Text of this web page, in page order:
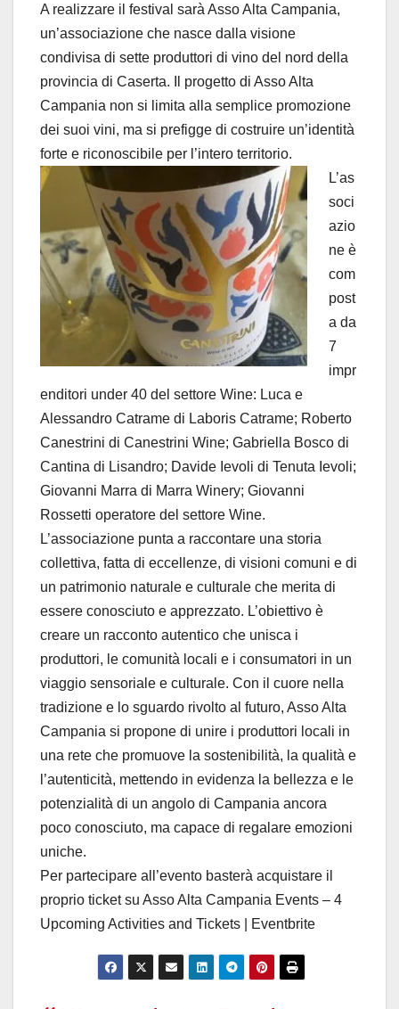
A realizzare il festival sarà Asso Alta Campania,
un’associazione che nasce dalla visione
condivisa di sette produttori di vino del nord della
provincia di Caserta. Il progetto di Asso Alta
Campania non si limita alla semplice promozione
dei suoi vini, ma si prefigge di costruire un’identità
forte e riconoscibile per l’intero territorio.
L’as
soci
azio
ne è
com
post
a da
7
impr
enditori under 40 del settore Wine: Luca e
Alessandro Catrame di Laboris Catrame; Roberto
Canestrini di Canestrini Wine; Gabriella Bosco di
Cantina di Lisandro; Davide Ievoli di Tenuta Ievoli;
Giovanni Marra di Marra Winery; Giovanni
Rossetti operatore del settore Wine.
L’associazione punta a raccontare una storia
collettiva, fatta di eccellenze, di visioni comuni e di
un patrimonio naturale e culturale che merita di
essere conosciuto e apprezzato. L’obiettivo è
creare un racconto autentico che unisca i
produttori, le comunità locali e i consumatori in un
viaggio sensoriale e culturale. Con il cuore nella
tradizione e lo sguardo rivolto al futuro, Asso Alta
Campania si propone di unire i produttori locali in
una rete che promuove la sostenibilità, la qualità e
l’autenticità, mettendo in evidenza la bellezza e le
potenzialità di un angolo di Campania ancora
poco conosciuto, ma capace di regalare emozioni
uniche.
Per partecipare all’evento basterà acquistare il
proprio ticket su Asso Alta Campania Events – 4
Upcoming Activities and Tickets | Eventbrite